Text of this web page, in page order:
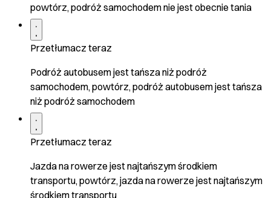
powtórz, podróż samochodem nie jest obecnie tania
Przetłumacz teraz
Podróż autobusem jest tańsza niż podróż
samochodem, powtórz, podróż autobusem jest tańsza
niż podróż samochodem
Przetłumacz teraz
Jazda na rowerze jest najtańszym środkiem
transportu, powtórz, jazda na rowerze jest najtańszym
środkiem transportu